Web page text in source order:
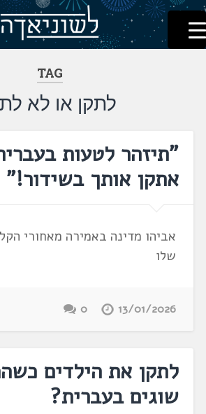
דלג
לתוכן
לשוניאדה
עברית. לשון. שפה
TAG
לתקן או לא
"תיזהר לטעות
אתקן אותך בשידור!"
אביהו מדינה באמירה מאחורי
שלו
13/01/2026
0
לתקן את הילדים
שוגים בעברית?